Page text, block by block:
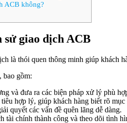
ACB không?
giao dịch ACB
là thói quen thông minh giúp khách
bao gồm:
và đưa ra các biện pháp xử lý phù
hợp lý, giúp khách hàng biết rõ
quyết các vấn đề quên lãng dễ dàng.
tài chính thành công và theo dõi tình